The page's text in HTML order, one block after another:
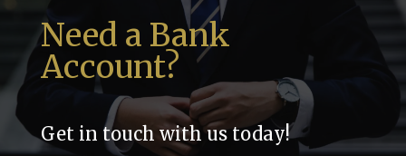
Need a Bank
Account?
Get in touch with us today!